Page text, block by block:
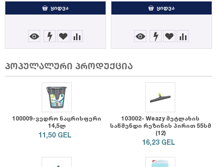
ᲧᲘᲓᲕᲐ ᲧᲘᲓᲕᲐ
პოპულალური პროდუქცია
100009-ვედრო ნაცრისფერი
14,5ლ
11,50 GEL
103002- Weazy მეტლახის
საწმენდი რეზინის პირით 55სმ
(12)
16,23 GEL